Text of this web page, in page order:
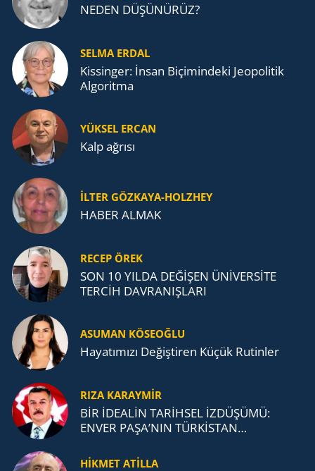
NEDEN DÜŞÜNÜRÜZ?
SELMA ERDAL
Kissinger: İnsan Biçimindeki Jeopolitik
Algoritma
YÜKSEL ERCAN
Kalp ağrısı
İLTER GÖZKAYA-HOLZHEY
HABER ALMAK
RECEP ÖREK
SON 10 YILDA DEĞİŞEN ÜNİVERSİTE
TERCİH DAVRANIŞLARI
ASUMAN KÖSEOĞLU
Ha­ya­tı­mı­zı De­ğiş­ti­ren Küçük Ru­tin­ler
RIZA KARAYMIR
BİR İDEALİN TARİHSEL İZDÜŞÜMÜ:
ENVER PAŞA’NIN TÜRKİSTAN
TEŞKİLATI’NA UZANAN MİRASI
HİKMET ATİLLA